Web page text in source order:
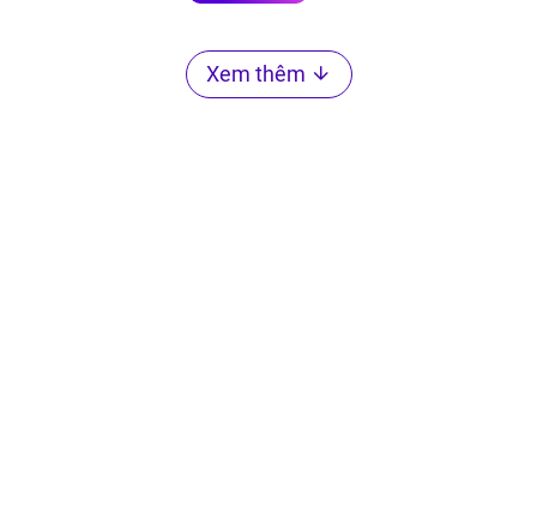
Xem thêm